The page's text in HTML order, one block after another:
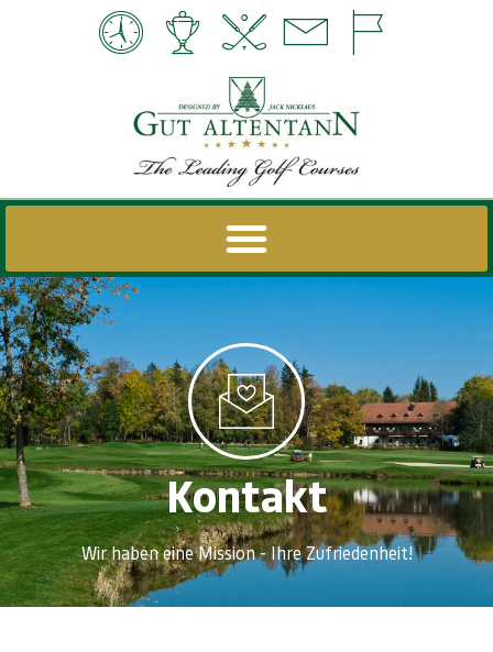
Kontakt
Wir haben eine Mission - Ihre Zufriedenheit!